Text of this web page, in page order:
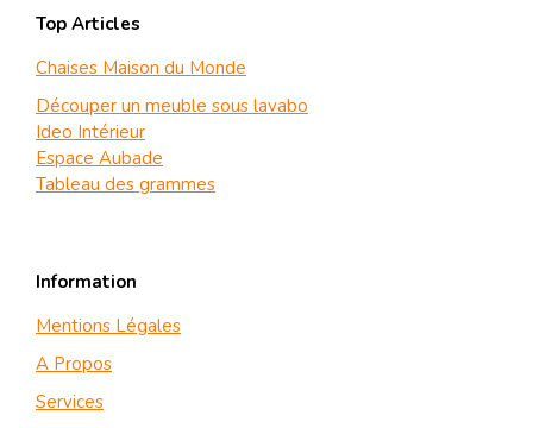
Top Articles
Chaises Maison du Monde
Découper un meuble sous lavabo
Ideo Intérieur
Espace Aubade
Tableau des grammes
Information
Mentions Légales
A Propos
Services